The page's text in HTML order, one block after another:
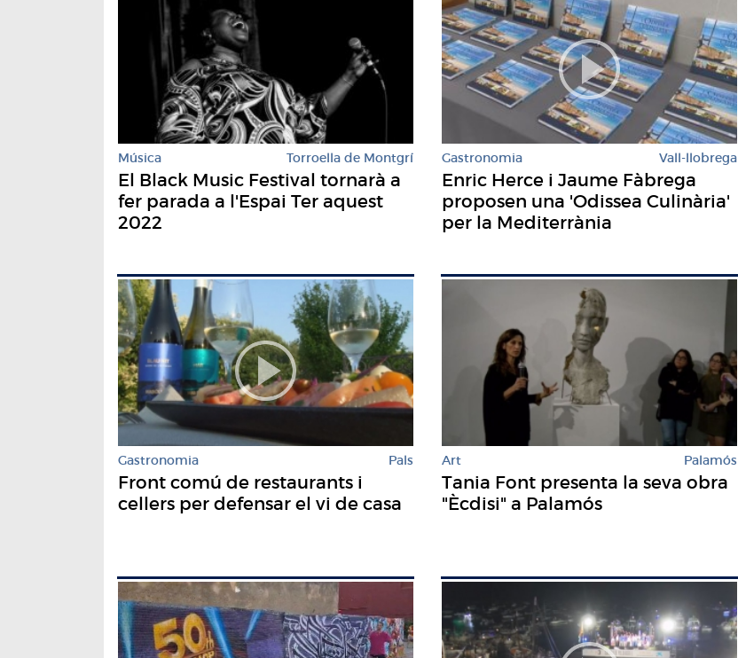
Música Torroella de Montgrí
El Black Music Festival tornarà a
fer parada a l'Espai Ter aquest
2022
Gastronomia Vall-llobrega
Enric Herce i Jaume Fàbrega
proposen una 'Odissea Culinària'
per la Mediterrània
Gastronomia Pals
Front comú de restaurants i
cellers per defensar el vi de casa
Art Palamós
Tania Font presenta la seva obra
"Ècdisi" a Palamós